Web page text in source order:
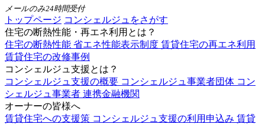
メールのみ24時間受付
トップページ コンシェルジュをさがす
住宅の断熱性能・再エネ利用とは？
住宅の断熱性能 省エネ性能表示制度 賃貸住宅の再エネ利用
賃貸住宅の改修事例
コンシェルジュ支援とは？
コンシェルジュ支援の概要 コンシェルジュ事業者団体 コン
シェルジュ事業者 連携金融機関
オーナーの皆様へ
賃貸住宅への支援策 コンシェルジュ支援の利用申込み 賃貸